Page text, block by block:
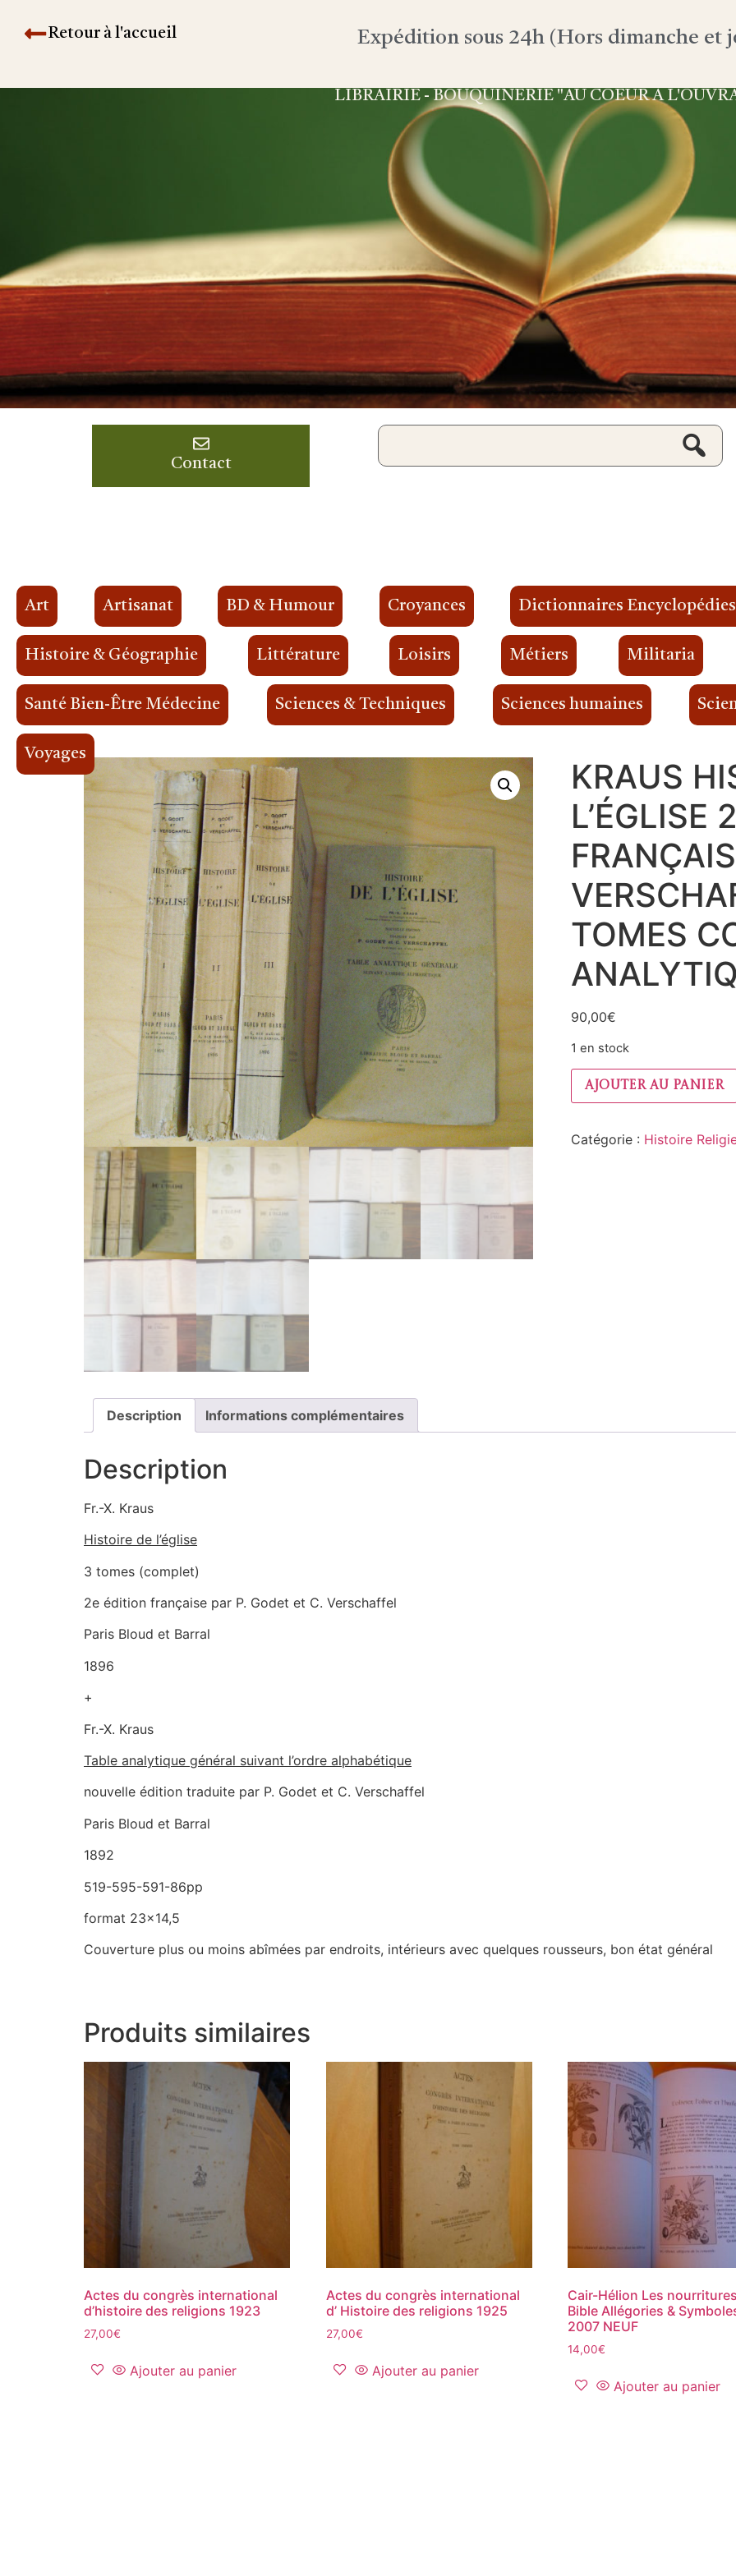
Retour à l'accueil Expédition sous 24h (Hors dimanche et
LIBRAIRIE - BOUQUINERIE "AU COEUR À
Contact
Art Artisanat BD & Humour Croyances Dictionnaires
Histoire & Géographie Littérature Loisirs Métiers Militaria
Santé Bien-Être Médecine Sciences & Techniques Sciences humaines
Voyages
KRAUS
L’ÉGLISE
TOMES
90,00€
1 en stock
Ajouter au panier
Catégorie : Histoire
Description Informations complémentaires
Description
Fr.-X. Kraus
Histoire de l’église
3 tomes (complet)
2e édition française par P. Godet et C. Verschaffel
Paris Bloud et Barral
1896
+
Fr.-X. Kraus
Table analytique général suivant l’ordre alphabétique
nouvelle édition traduite par P. Godet et C. Verschaffel
Paris Bloud et Barral
1892
519-595-591-86pp
format 23×14,5
Couverture plus ou moins abîmées par endroits, intérieurs avec quelques rousseurs, bon état général
Produits similaires
Actes du congrès international
d’histoire des religions 1923
27,00€
Ajouter au panier
Actes du congrès international
d’ Histoire des religions 1925
27,00€
Ajouter au panier
Cair-Hélion Les
Bible Allégories &
2007 NEUF
14,00€
Ajouter au panier